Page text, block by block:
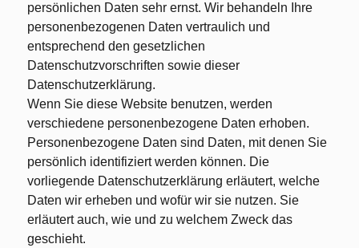
persönlichen Daten sehr ernst. Wir behandeln Ihre
personenbezogenen Daten vertraulich und
entsprechend den gesetzlichen
Datenschutzvorschriften sowie dieser
Datenschutzerklärung.
Wenn Sie diese Website benutzen, werden
verschiedene personenbezogene Daten erhoben.
Personenbezogene Daten sind Daten, mit denen Sie
persönlich identifiziert werden können. Die
vorliegende Datenschutzerklärung erläutert, welche
Daten wir erheben und wofür wir sie nutzen. Sie
erläutert auch, wie und zu welchem Zweck das
geschieht.